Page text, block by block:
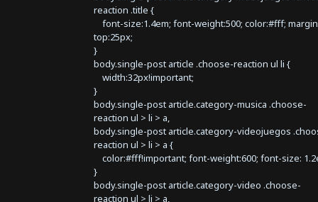
reaction .title {
font-size:1.4em; font-weight:500; color:#fff;
top:25px;
}
body.single-post article .choose-reaction ul li {
width:32px!important;
}
body.single-post article.category-musica .choose-
reaction ul > li > a,
body.single-post article.category-videojuegos
reaction ul > li > a {
color:#fff!important; font-weight:600; font-size:
}
body.single-post article.category-video .choose-
reaction ul > li > a,